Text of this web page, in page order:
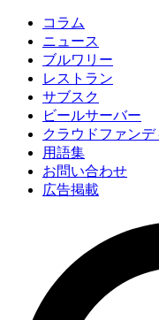
コラム
ニュース
ブルワリー
レストラン
サブスク
ビールサーバー
クラウドファン
用語集
お問い合わせ
広告掲載